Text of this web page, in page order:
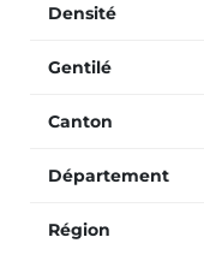
Densité
Gentilé
Canton
Département
Région